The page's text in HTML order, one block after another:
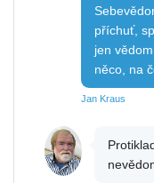
příchuť,
jen
něco, na
Jan Kraus